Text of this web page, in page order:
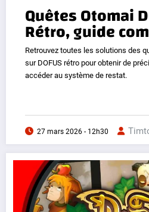
Quêtes Otomai
Rétro, guide
Retrouvez toutes les solutions des
sur DOFUS rétro pour obtenir de
accéder au système de restat.
27 mars 2026 - 12h30